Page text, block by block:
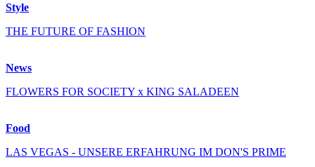
Style
THE FUTURE OF FASHION
News
FLOWERS FOR SOCIETY x KING SALADEEN
Food
LAS VEGAS - UNSERE ERFAHRUNG IM DON'S PRIME